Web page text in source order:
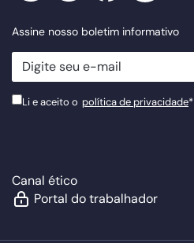
Assine nosso boletim informativo
newsletter.suscribe
Li e aceito o política de privacidade*
Canal ético
Portal do trabalhador